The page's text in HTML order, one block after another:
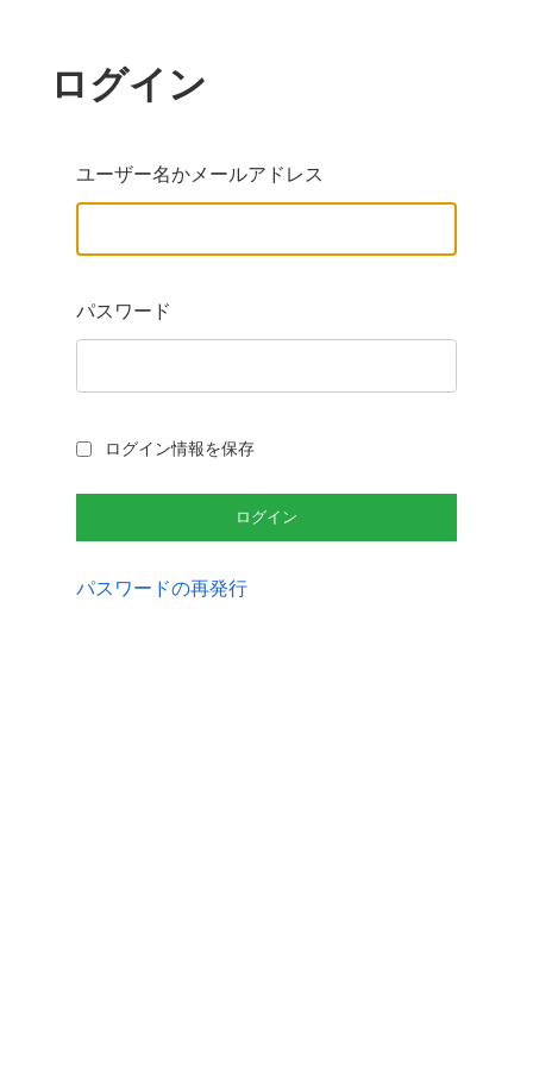
ログイン
ユーザー名かメールアドレス
パスワード
ログイン情報を保存
パスワードの再発行